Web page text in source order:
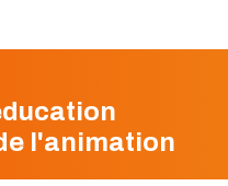
l'animation